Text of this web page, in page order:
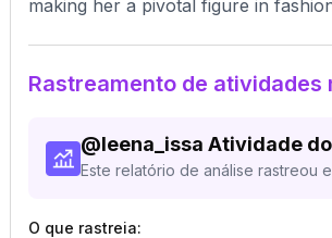
making her a pivotal figure in
Rastreamento de atividades
@leena_issa Atividade
Este relatório de análise rastreou
O que rastreia: